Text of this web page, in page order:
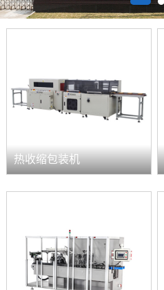
热收缩包装机